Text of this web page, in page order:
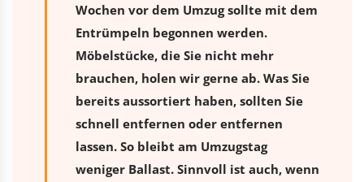
Wochen vor dem Umzug sollte mit dem
Entrümpeln begonnen werden.
Möbelstücke, die Sie nicht mehr
brauchen, holen wir gerne ab. Was Sie
bereits aussortiert haben, sollten Sie
schnell entfernen oder entfernen
lassen. So bleibt am Umzugstag
weniger Ballast. Sinnvoll ist auch, wenn